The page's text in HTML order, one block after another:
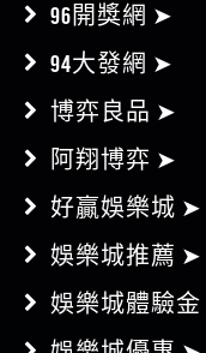
96開獎網 ➤
94大發網 ➤
博弈良品 ➤
阿翔博弈 ➤
好贏娛樂城 ➤
娛樂城推薦 ➤
娛樂城體驗